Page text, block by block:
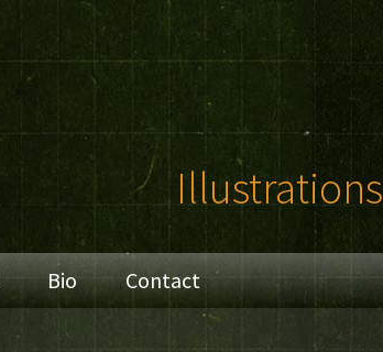
Illustrations
Bio Contact